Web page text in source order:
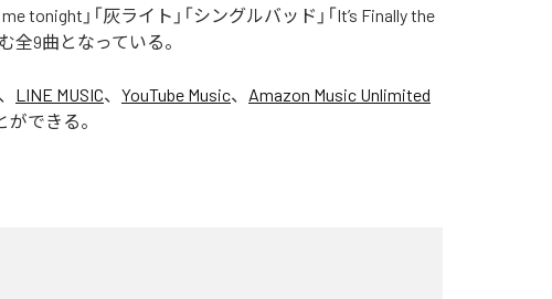
me tonight」「灰ライト」「シングルバッド」「It’s Finally the
全9曲となっている。
、 LINE MUSIC、 YouTube Music、 Amazon Music Unlimited
できる。